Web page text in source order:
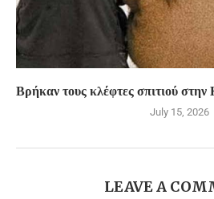
Βρήκαν τους κλέφτες σπιτιού
July 15, 2026
LEAVE A